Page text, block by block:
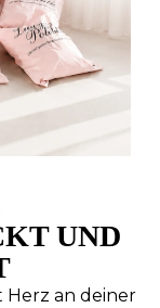
UND
Herz an deiner